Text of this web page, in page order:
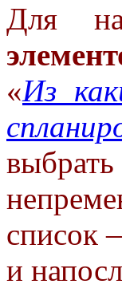
Для
«Из
список
и